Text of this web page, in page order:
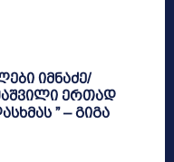
იმნაძე/
ერთად
” – გიგა